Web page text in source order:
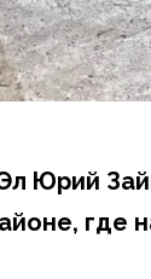
Юрий
где